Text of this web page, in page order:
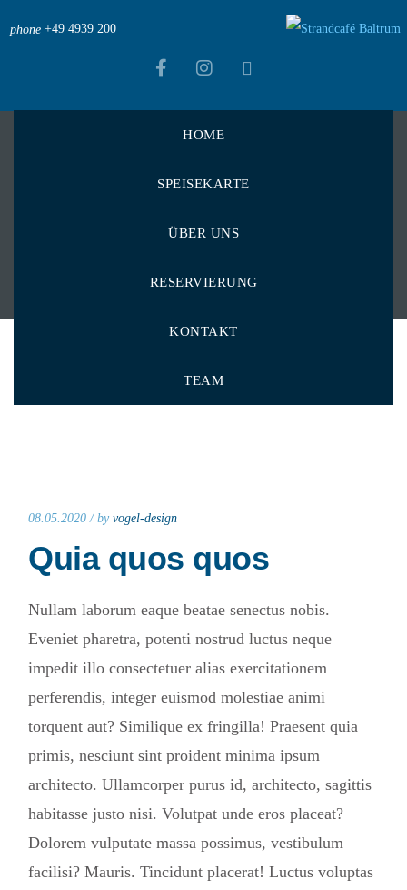
phone +49 4939 200
HOME
SPEISEKARTE
ÜBER UNS
RESERVIERUNG
KONTAKT
TEAM
Strandcafé Baltrum > 2020
Mai 2020
08.05.2020 / by vogel-design
Quia quos quos
Nullam laborum eaque beatae senectus nobis.
Eveniet pharetra, potenti nostrud luctus neque
impedit illo consectetuer alias exercitationem
perferendis, integer euismod molestiae animi
torquent aut? Similique ex fringilla! Praesent quia
primis, nesciunt sint proident minima ipsum
architecto. Ullamcorper purus id, architecto, sagittis
habitasse justo nisi. Volutpat unde eros placeat?
Dolorem vulputate massa possimus, vestibulum
facilisi? Mauris. Tincidunt placerat! Luctus voluptas